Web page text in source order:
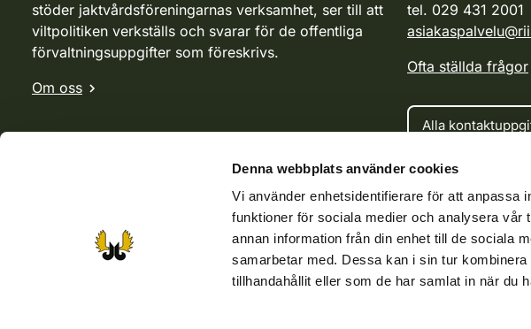
Denna webbplats använder cookies
Vi använder enhetsidentifierare för att anpassa
funktioner för sociala medier och analysera
annan information från din enhet till de sociala
samarbetar med. Dessa kan i sin tur
tillhandahållit eller som de har samlat in när du
stöder jaktvårdsföreningarnas verksamhet, ser till att
viltpolitiken verkställs och svarar för de offentliga
förvaltningsuppgifter som föreskrivs.
Om oss
tel. 029 431 2001
Ofta ställda frågor
Alla
Jaktkort
Oma riista -
Ansökan om